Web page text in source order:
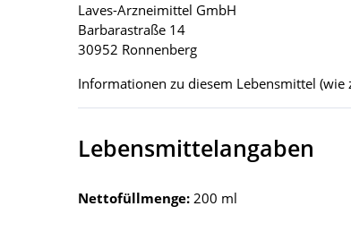
Laves-Arzneimittel GmbH
Barbarastraße 14
30952 Ronnenberg
Informationen zu diesem Lebensmittel (wie
Lebensmittelangaben
Nettofüllmenge: 200 ml